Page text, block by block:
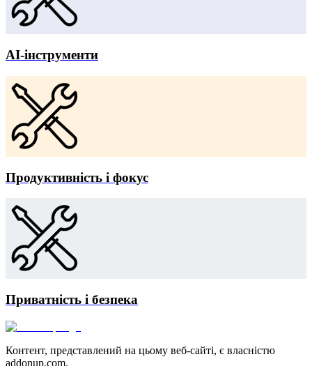
AI-інструменти
Продуктивність і фокус
Приватність і безпека
Контент, представлений на цьому веб-сайті, є власністю
addonup.com.